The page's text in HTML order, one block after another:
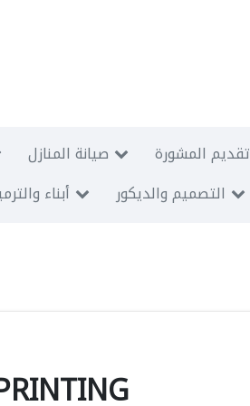
صيانة المنازل تقديم المشورة
أبناء التصميم والديكور